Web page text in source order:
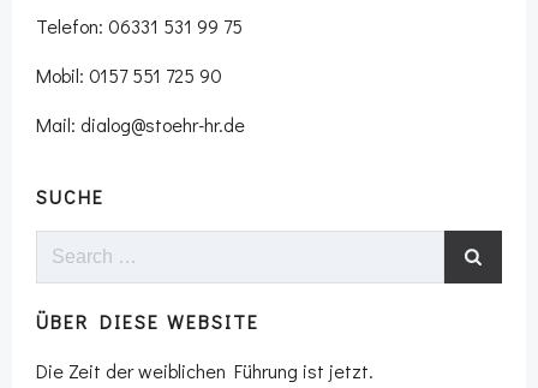
Telefon: 06331 531 99 75
Mobil: 0157 551 725 90
Mail: dialog@stoehr-hr.de
SUCHE
Search
ÜBER DIESE WEBSITE
Die Zeit der weiblichen Führung ist jetzt.